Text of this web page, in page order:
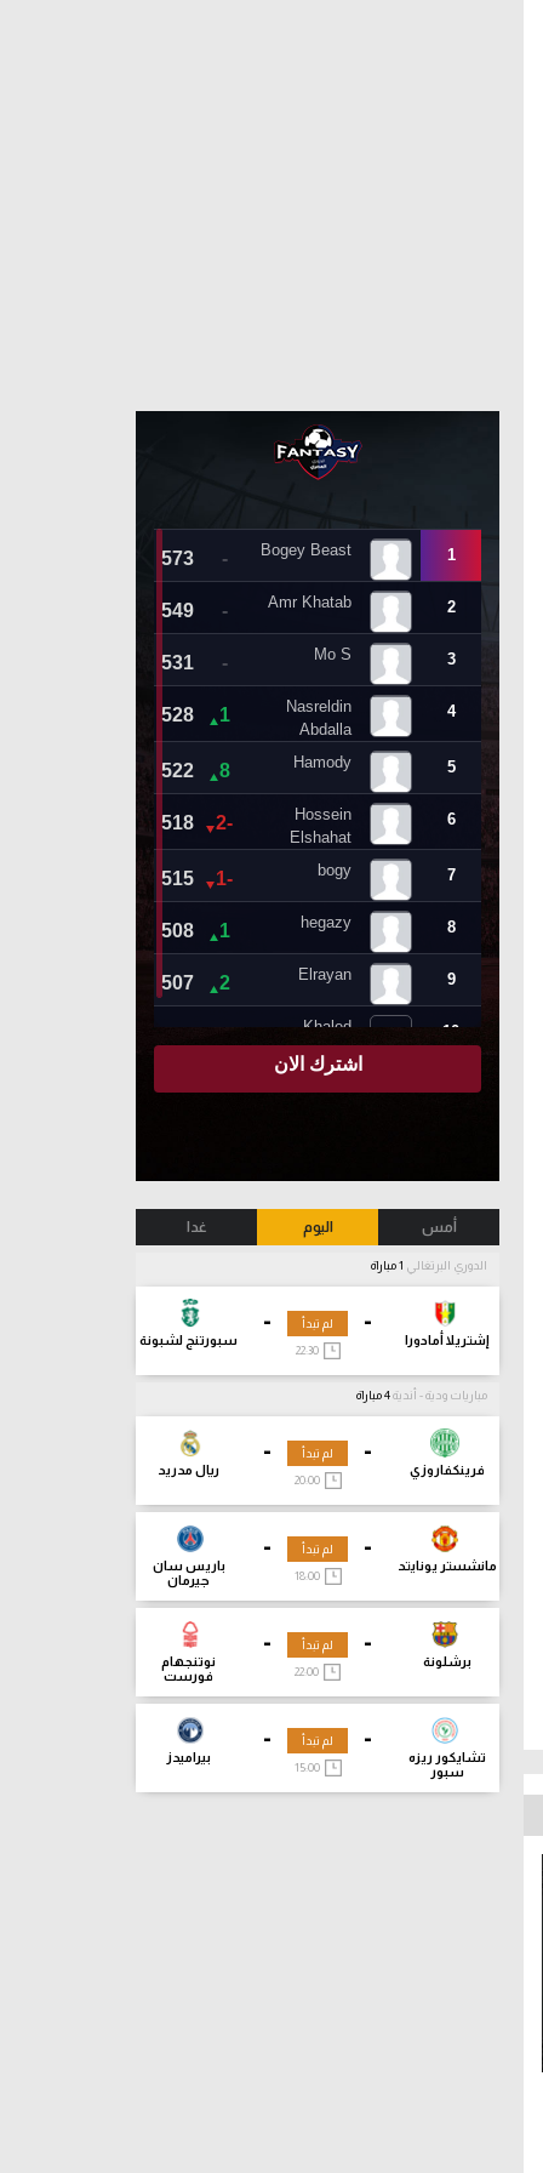
أمس اليوم غدا
الدوري البرتغالي
-
إشتريلا أمادورا
-
سبورتنج لشبونة
لم تبدأ
22:30
مباريات ودية - أندية
-
فرينكفاروزي
-
ريال مدريد
لم تبدأ
20:00
-
مانشستر يونايتد
-
باريس سان
جيرمان
لم تبدأ
18:00
-
برشلونة
-
نوتنجهام
فورست
لم تبدأ
-
تشايكور ريزه
سبور
-
بيراميدز
لم تبدأ
15:00